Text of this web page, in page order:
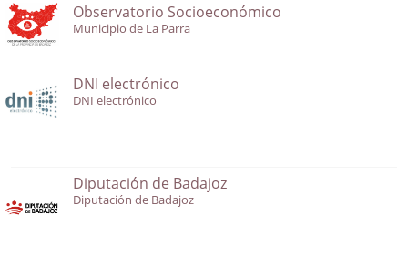
Observatorio Socioeconómico
Municipio de La Parra
DNI electrónico
DNI electrónico
Diputación de Badajoz
Diputación de Badajoz